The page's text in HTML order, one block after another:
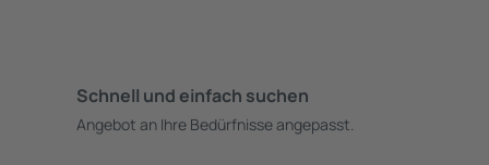
Schnell und einfach suchen
Angebot an Ihre Bedürfnisse angepasst.